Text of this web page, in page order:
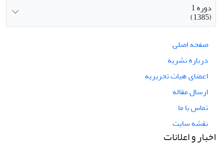
دوره 1
(1385)
صفحه اصلی
درباره نشریه
اعضای هیات تحریریه
ارسال مقاله
تماس با ما
نقشه سایت
اخبار و اعلانات